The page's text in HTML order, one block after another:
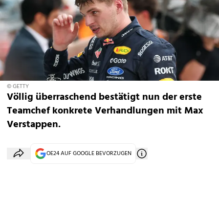
© GETTY
Völlig überraschend bestätigt nun der erste
Teamchef konkrete Verhandlungen mit Max
Verstappen.
OE24 AUF GOOGLE BEVORZUGEN